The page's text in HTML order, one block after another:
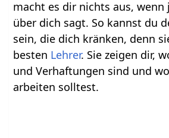
macht es dir nichts aus, wenn
über dich sagt. So kannst du
sein, die dich kränken, denn
besten Lehrer. Sie zeigen dir,
und Verhaftungen sind und
arbeiten solltest.